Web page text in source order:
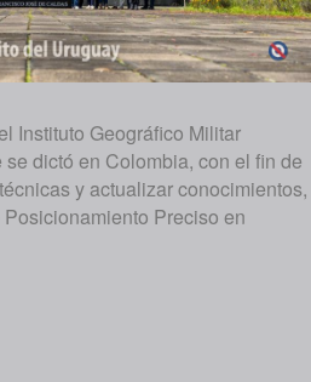
Instituto Geográfico Militar
dictó en Colombia, con el fin de
y actualizar conocimientos,
Preciso en